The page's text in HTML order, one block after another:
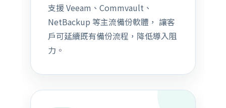
支援 Veeam、Commvault、
NetBackup 等主流備份軟體， 讓客
戶可延續既有備份流程，降低導入阻
力。